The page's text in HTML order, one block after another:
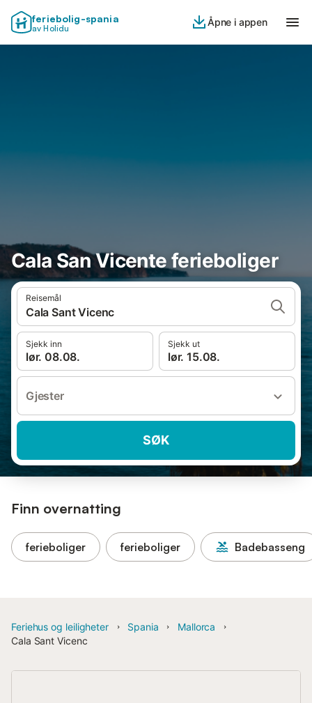
feriebolig-spania
av Holidu
Åpne i appen
Cala San Vicente ferieboliger
Reisemål
Cala Sant Vicenc
Sjekk inn
lør. 08.08.
Sjekk ut
lør. 15.08.
Gjester
SØK
Finn overnatting
ferieboliger ferieboliger Badebasseng
Feriehus og leiligheter Spania
Mallorca
Cala Sant Vicenc